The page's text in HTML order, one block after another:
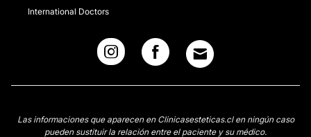
International Doctors
Las informaciones que aparecen en Clinicasesteticas.cl en ningún caso
pueden sustituir la relación entre el paciente y su médico.